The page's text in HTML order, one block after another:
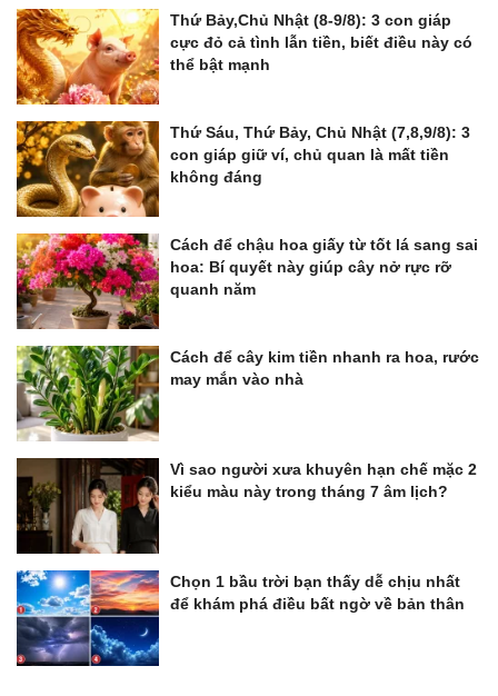
Thứ Bảy,Chủ Nhật (8-9/8): 3 con giáp
cực đỏ cả tình lẫn tiền, biết điều này có
thể bật mạnh
Thứ Sáu, Thứ Bảy, Chủ Nhật (7,8,9/8): 3
con giáp giữ ví, chủ quan là mất tiền
không đáng
Cách để chậu hoa giấy từ tốt lá sang sai
hoa: Bí quyết này giúp cây nở rực rỡ
quanh năm
Cách để cây kim tiền nhanh ra hoa, rước
may mắn vào nhà
Vì sao người xưa khuyên hạn chế mặc 2
kiểu màu này trong tháng 7 âm lịch?
Chọn 1 bầu trời bạn thấy dễ chịu nhất
để khám phá điều bất ngờ về bản thân